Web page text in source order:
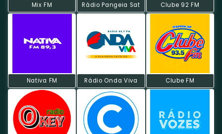
Mix FM Rádio Pangeia Sat Clube 92 FM
Nativa FM Rádio Onda Viva Clube FM